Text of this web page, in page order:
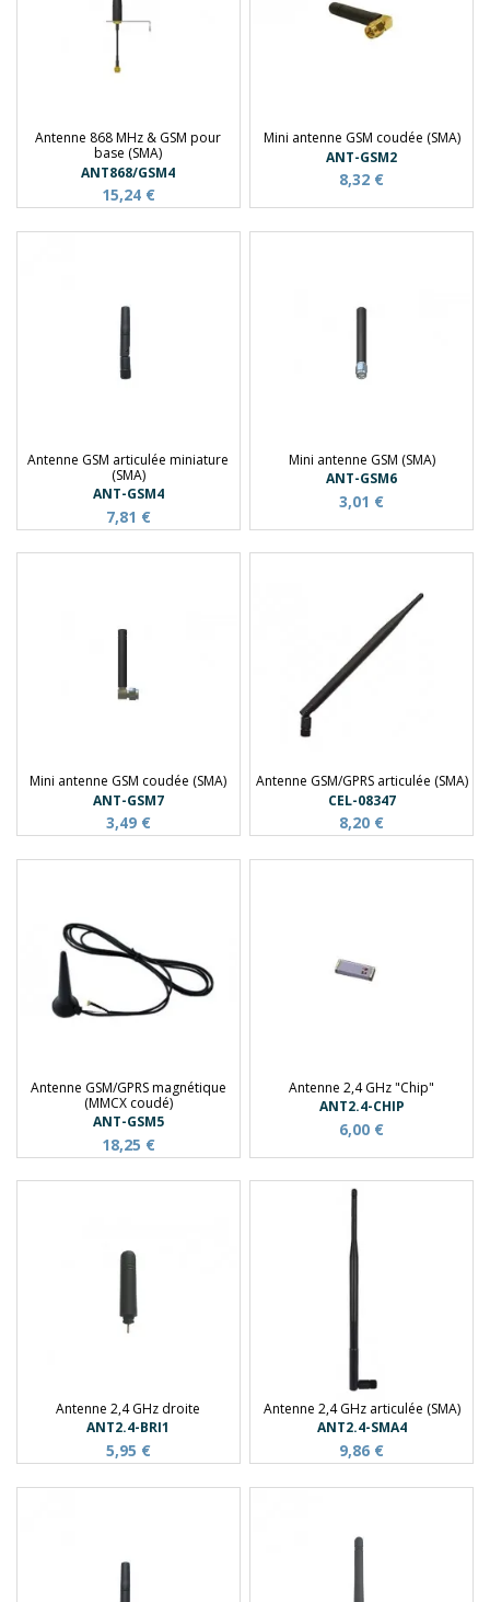
Antenne 868 MHz & GSM pour
base (SMA)
ANT868/GSM4
15,24 €
Mini antenne GSM coudée (SMA)
ANT-GSM2
8,32 €
Antenne GSM articulée miniature
(SMA)
ANT-GSM4
7,81 €
Mini antenne GSM (SMA)
ANT-GSM6
3,01 €
Mini antenne GSM coudée (SMA)
ANT-GSM7
3,49 €
Antenne GSM/GPRS articulée (SMA)
CEL-08347
8,20 €
Antenne GSM/GPRS magnétique
(MMCX coudé)
ANT-GSM5
18,25 €
Antenne 2,4 GHz "Chip"
ANT2.4-CHIP
6,00 €
Antenne 2,4 GHz droite
ANT2.4-BRI1
5,95 €
Antenne 2,4 GHz articulée (SMA)
ANT2.4-SMA4
9,86 €